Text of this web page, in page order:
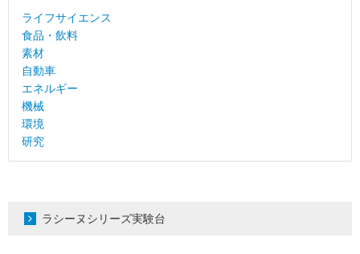
ライフサイエンス
食品・飲料
素材
自動車
エネルギー
機械
環境
研究
ラシーヌシリーズ実験台